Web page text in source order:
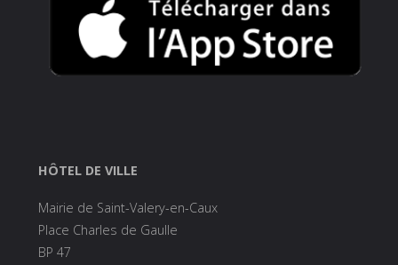
HÔTEL DE VILLE
Mairie de Saint-Valery-en-Caux
Place Charles de Gaulle
BP 47